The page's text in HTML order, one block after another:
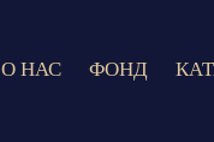
О НАС ФОНД